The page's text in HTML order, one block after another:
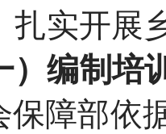
扎实开展
）编制培
保障部依